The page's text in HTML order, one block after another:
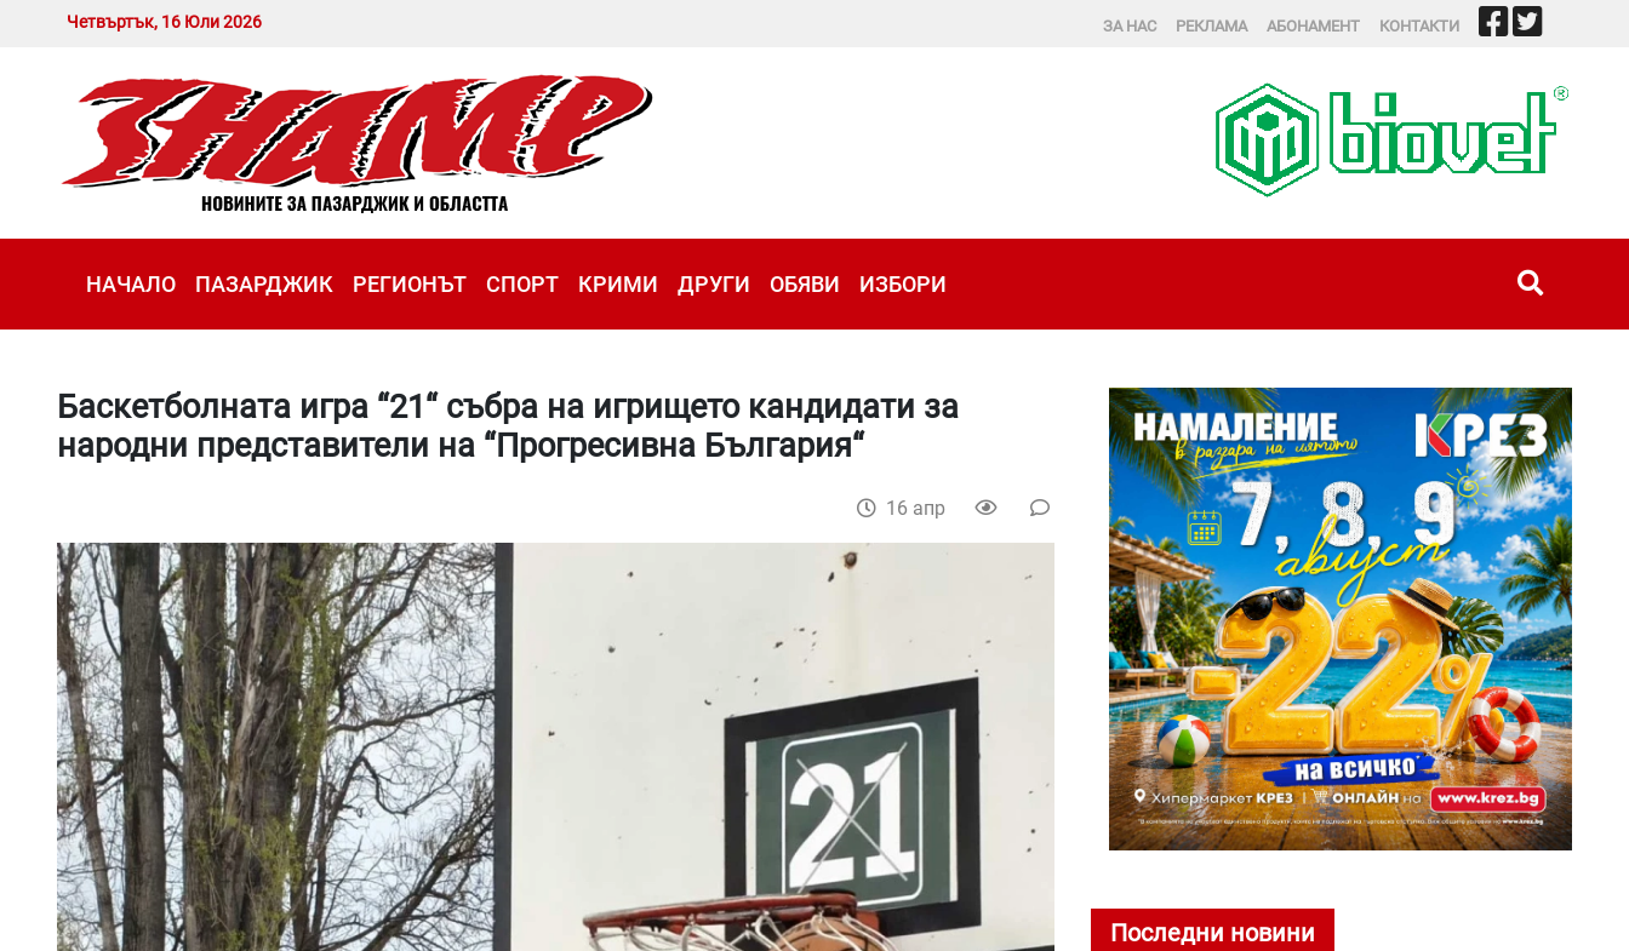
Четвъртък, 16 Юли 2026 ЗА НАС РЕКЛАМА АБОНАМЕНТ КОНТАКТИ
НАЧАЛО ПАЗАРДЖИК РЕГИОНЪТ СПОРТ КРИМИ ДРУГИ ОБЯВИ ИЗБОРИ
Баскетболната игра “21“ събра на игрището кандидати за
народни представители на “Прогресивна България“
16 апр
Последни новини